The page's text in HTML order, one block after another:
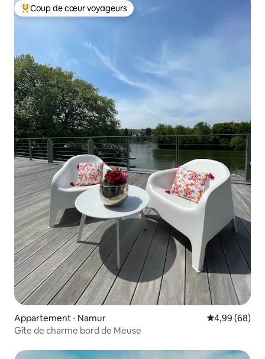
Coups de cœur voyageurs les plus appréciés
Coup de cœur voyageurs
Appartement ⋅ Namur Évaluation
4,99 (68)
Gîte de charme bord de Meuse